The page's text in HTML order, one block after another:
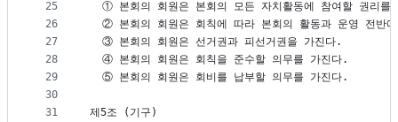
25
26
27
28
29
30
31
① 본회의 회원은 본회의 모든 자치활동에 참여할 권리를
② 본회의 회원은 회칙에 따라 본회의 활동과 운영 전반
  ③ 본회의 회원은 선거권과 피선거권을 가진다.
  ④ 본회의 회원은 회칙을 준수할 의무를 가진다.
  ⑤ 본회의 회원은 회비를 납부할 의무를 가진다.
제5조 (기구)